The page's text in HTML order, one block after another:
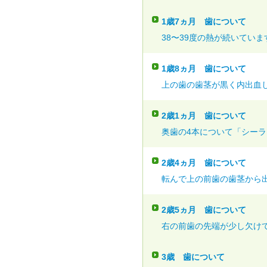
1歳7ヵ月
歯について
38〜39度の熱が続いてい
1歳8ヵ月
歯について
上の歯の歯茎が黒く内出
2歳1ヵ月
歯について
奥歯の4本について「シー
2歳4ヵ月
歯について
転んで上の前歯の歯茎から
2歳5ヵ月
歯について
右の前歯の先端が少し欠け
3歳 歯について